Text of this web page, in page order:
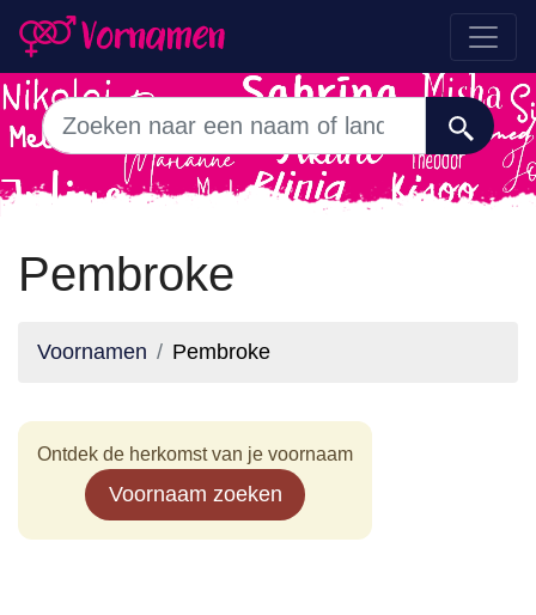
Pembroke
Voornamen Pembroke
Ontdek de herkomst van je voornaam
Voornaam zoeken